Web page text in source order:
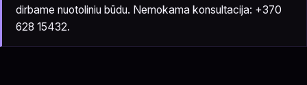
dirbame nuotoliniu būdu. Nemokama konsultacija: +370
628 15432.